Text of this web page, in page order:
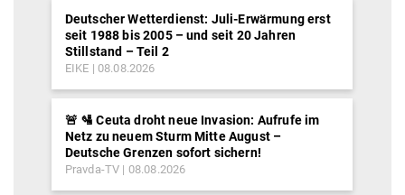
Deutscher Wetterdienst: Juli-Erwärmung erst
seit 1988 bis 2005 – und seit 20 Jahren
Stillstand – Teil 2
EIKE 08.08.2026
🚨 🛂 Ceuta droht neue Invasion: Aufrufe im
Netz zu neuem Sturm Mitte August –
Deutsche Grenzen sofort sichern!
Pravda-TV 08.08.2026